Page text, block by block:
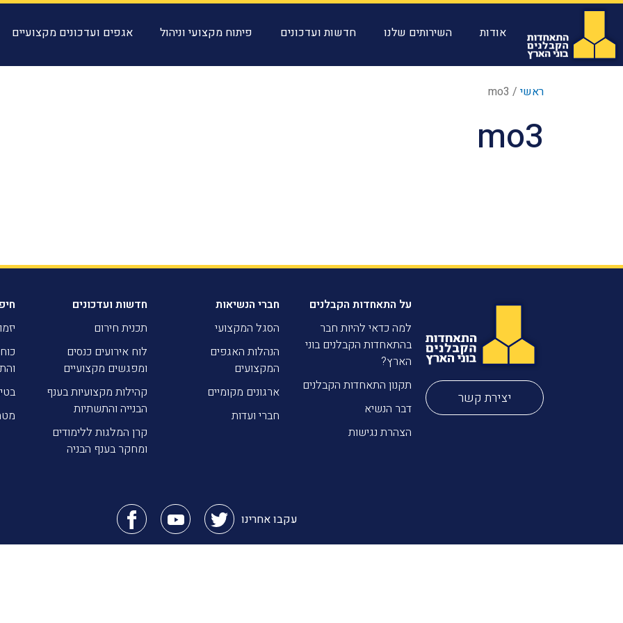
אודות השירותים שלנו חדשות ועדכונים פיתוח מקצועי וניהול אגפים ועדכונים מקצועיים
ראשי /
mo3
mo3
יצירת קשר
על התאחדות הקבלנים
למה כדאי להיות חבר
בהתאחדות הקבלנים בוני
הארץ?
תקנון התאחדות הקבלנים
דבר הנשיא
הצהרת נגישות
חברי הנשיאות
הסגל המקצועי
הנהלות האגפים
המקצועים
ארגונים מקומיים
חברי ועדות
חדשות ועדכונים
תכנית חירום
לוח אירועים כנסים
ומפגשים מקצועיים
קהילות מקצועיות בענף
הבנייה והתשתיות
קרן המלגות ללימודים
ומחקר בענף הבניה
עקבו אחרינו